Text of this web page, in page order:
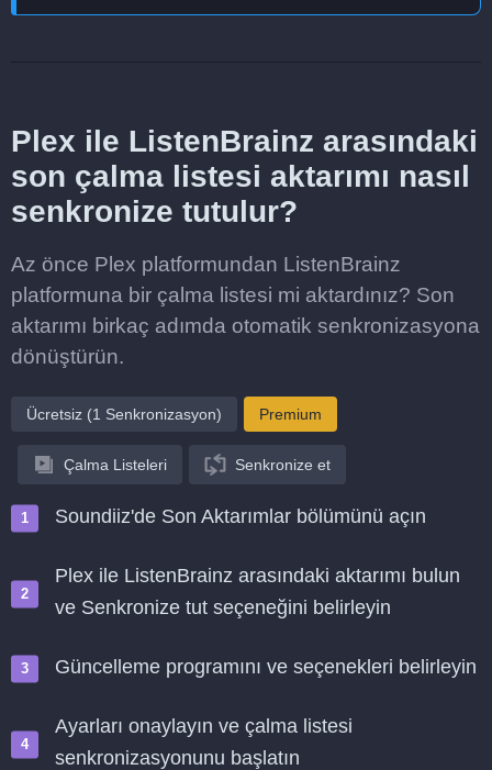
Plex ile ListenBrainz arasındaki
son çalma listesi aktarımı nasıl
senkronize tutulur?
Az önce Plex platformundan ListenBrainz
platformuna bir çalma listesi mi aktardınız? Son
aktarımı birkaç adımda otomatik senkronizasyona
dönüştürün.
Ücretsiz (1 Senkronizasyon) Premium
Çalma Listeleri Senkronize et
Soundiiz'de Son Aktarımlar bölümünü açın
Plex ile ListenBrainz arasındaki aktarımı bulun
ve Senkronize tut seçeneğini belirleyin
Güncelleme programını ve seçenekleri belirleyin
Ayarları onaylayın ve çalma listesi
senkronizasyonunu başlatın